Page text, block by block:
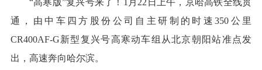
“高寒版”复兴号来了！1月22日上午，京哈高铁全线贯
通，由中车四方股份公司自主研制的时速350公里
CR400AF-G新型复兴号高寒动车组从北京朝阳站准点发
出，高速奔向哈尔滨。